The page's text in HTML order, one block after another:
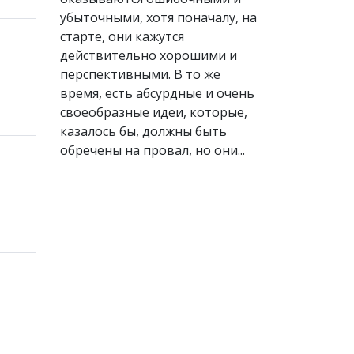
убыточными, хотя поначалу, на
старте, они кажутся
действительно хорошими и
перспективными. В то же
время, есть абсурдные и очень
своеобразные идеи, которые,
казалось бы, должны быть
обречены на провал, но они...